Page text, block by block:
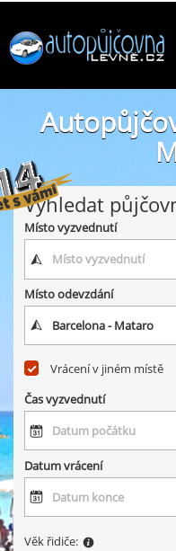
online autopůjčovny
Vyhledat
Místo vyzvednutí
Místo odevzdání
Vrácení v jiném místě
Čas vyzvednutí
Datum vrácení
Věk řidiče: